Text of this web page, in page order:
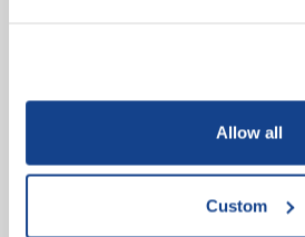
Allow all
Custom
Vzpomínky z let 1923-1966